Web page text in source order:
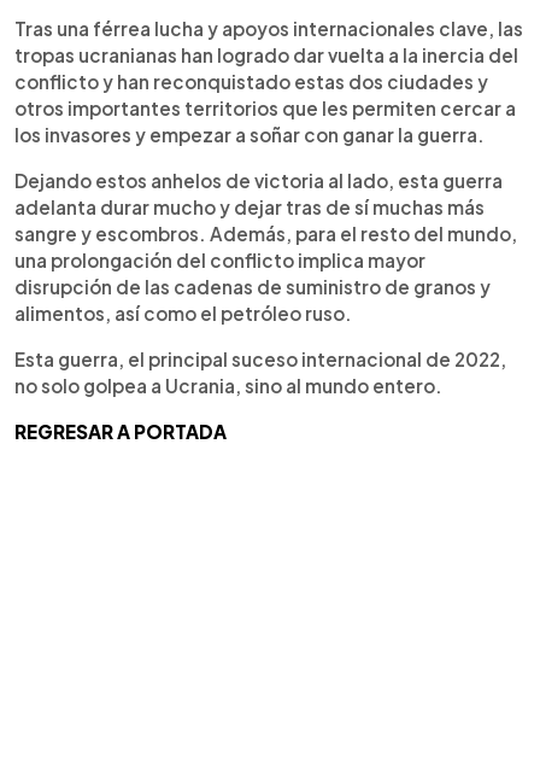
Tras una férrea lucha y apoyos internacionales clave, las
tropas ucranianas han logrado dar vuelta a la inercia del
conflicto y han reconquistado estas dos ciudades y
otros importantes territorios que les permiten cercar a
los invasores y empezar a soñar con ganar la guerra.
Dejando estos anhelos de victoria al lado, esta guerra
adelanta durar mucho y dejar tras de sí muchas más
sangre y escombros. Además, para el resto del mundo,
una prolongación del conflicto implica mayor
disrupción de las cadenas de suministro de granos y
alimentos, así como el petróleo ruso.
Esta guerra, el principal suceso internacional de 2022,
no solo golpea a Ucrania, sino al mundo entero.
REGRESAR A PORTADA